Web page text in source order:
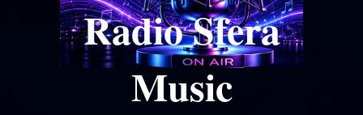
Radio Sfera
Music